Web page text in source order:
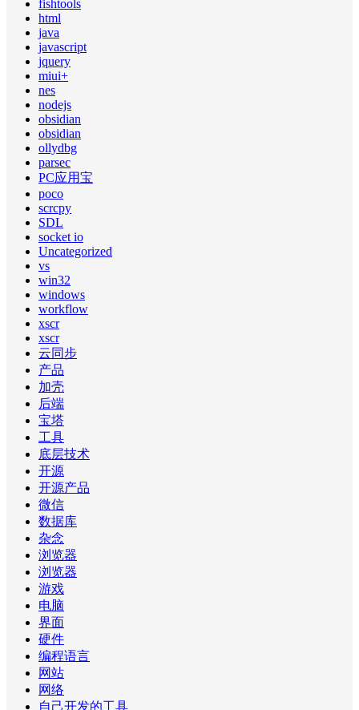
fishtools
html
java
javascript
jquery
miui+
nes
nodejs
obsidian
obsidian
ollydbg
parsec
PC应用宝
poco
scrcpy
SDL
socket io
Uncategorized
vs
win32
windows
workflow
xscr
xscr
云同步
产品
加壳
后端
宝塔
工具
底层技术
开源
开源产品
微信
数据库
杂念
浏览器
浏览器
游戏
电脑
界面
硬件
编程语言
网站
网络
自己开发的工具